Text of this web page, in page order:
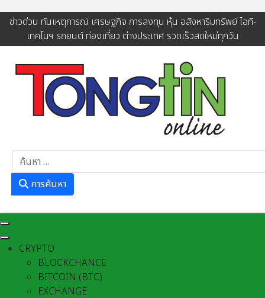
ข่าวด่วน ทันเหตุการณ์ เศรษฐกิจ การลงทุน หุ้น อสังหาริมทรัพย์ ไอที-
เทคโนฯ รถยนต์ ท่องเที่ยว ต่างประเทศ รวดเร็วสดใหม่ทุกวัน
การค้นหา
CRYPTO
BLOCKCHANCE
BITCOIN (BTC)
EXCHANGE